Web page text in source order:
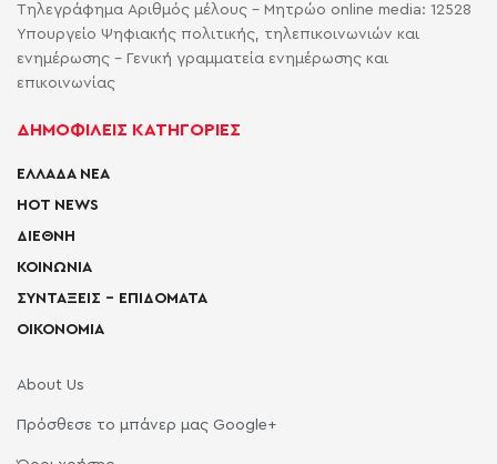
Τηλεγράφημα Αριθμός μέλους - Μητρώο online media: 12528
Υπουργείο Ψηφιακής πολιτικής, τηλεπικοινωνιών και
ενημέρωσης - Γενική γραμματεία ενημέρωσης και
επικοινωνίας
ΔΗΜΟΦΙΛΕΙΣ ΚΑΤΗΓΟΡΙΕΣ
ΕΛΛΑΔΑ ΝΕΑ
HOT NEWS
ΔΙΕΘΝΗ
ΚΟΙΝΩΝΙΑ
ΣΥΝΤΑΞΕΙΣ – ΕΠΙΔΟΜΑΤΑ
ΟΙΚΟΝΟΜΙΑ
About Us
Πρόσθεσε το μπάνερ μας Google+